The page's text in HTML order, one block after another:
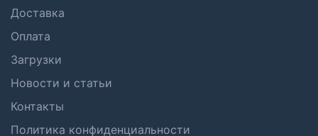
Доставка
Оплата
Загрузки
Новости и статьи
Контакты
Политика конфиденциальности